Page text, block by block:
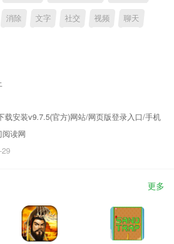
消除 文字 社交 视频 聊天
载安装v9.7.5(官方)网站/网页版登录入口/手机
读网
更多